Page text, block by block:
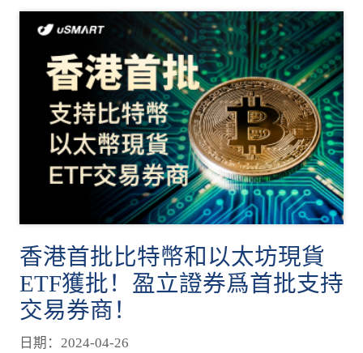
香港首批比特幣和以太坊現貨
ETF獲批！盈立證券爲首批支持
交易券商！
日期：2024-04-26